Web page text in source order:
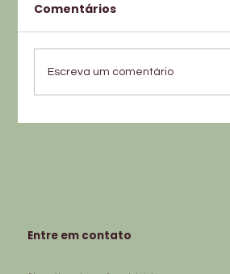
Entre em contato
Comentários
Escreva um comentário